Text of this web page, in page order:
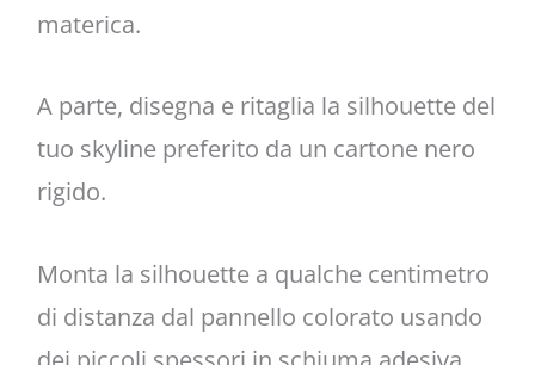
materica.
A parte, disegna e ritaglia la silhouette del
tuo skyline preferito da un cartone nero
rigido.
Monta la silhouette a qualche centimetro
di distanza dal pannello colorato usando